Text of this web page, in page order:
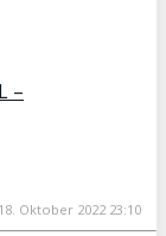
–
Oktober 2022 23:10